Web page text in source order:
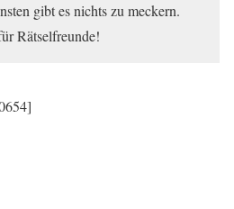
gibt es nichts zu meckern.
Rätselfreunde!